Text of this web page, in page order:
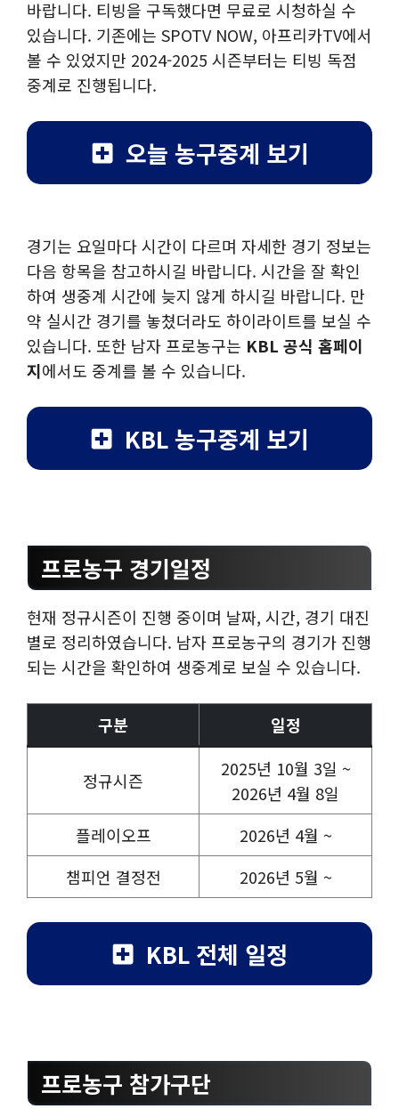
바랍니다. 티빙을 구독했다면 무료로 시청하실 수
있습니다. 기존에는 SPOTV NOW, 아프리카TV에서
볼 수 있었지만 2024-2025 시즌부터는 티빙 독점
중계로 진행됩니다.
오늘 농구중계 보기
경기는 요일마다 시간이 다르며 자세한 경기 정보는
다음 항목을 참고하시길 바랍니다. 시간을 잘 확인
하여 생중계 시간에 늦지 않게 하시길 바랍니다. 만
약 실시간 경기를 놓쳤더라도 하이라이트를 보실 수
있습니다. 또한 남자 프로농구는 KBL 공식 홈페이
지에서도 중계를 볼 수 있습니다.
KBL 농구중계 보기
프로농구 경기일정
현재 정규시즌이 진행 중이며 날짜, 시간, 경기 대진
별로 정리하였습니다. 남자 프로농구의 경기가 진행
되는 시간을 확인하여 생중계로 보실 수 있습니다.
구분 일정
정규시즌
2025년 10월 3일 ~
2026년 4월 8일
플레이오프
2026년 4월 ~
챔피언 결정전
2026년 5월 ~
KBL 전체 일정
프로농구 참가구단